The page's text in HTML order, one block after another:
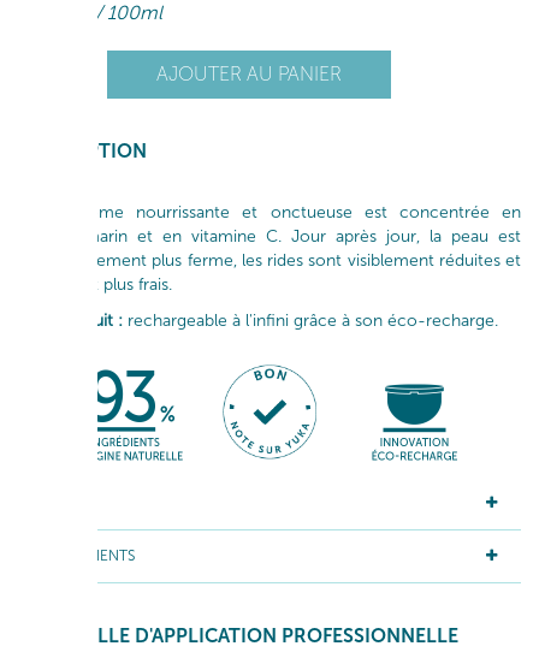
/ 100ml
AJOUTER AU PANIER
DESCRIPTION
Cette crème nourrissante et onctueuse est concentrée en
silicium marin et en vitamine C. Jour après jour, la peau est
progressivement plus ferme, les rides sont visiblement réduites et
le teint est plus frais.
Le + produit : rechargeable à l'infini grâce à son éco-recharge.
INGRÉDIENTS
GESTUELLE D'APPLICATION PROFESSIONNELLE